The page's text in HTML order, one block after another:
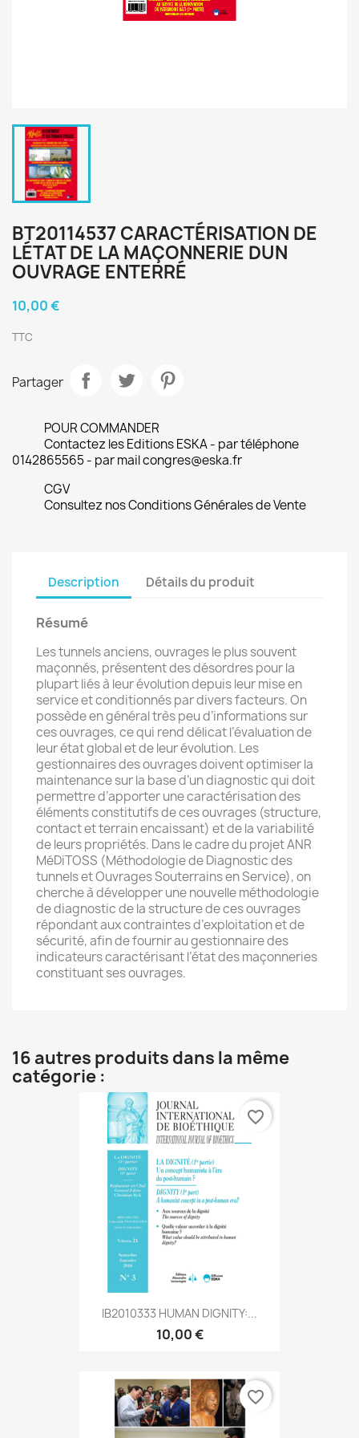
BT20114537 CARACTÉRISATION DE
LÉTAT DE LA MAÇONNERIE DUN
OUVRAGE ENTERRÉ
10,00 €
TTC
Partager
POUR COMMANDER
Contactez les Editions ESKA - par téléphone
0142865565 - par mail congres@eska.fr
CGV
Consultez nos Conditions Générales de Vente
Description Détails du produit
Résumé
Les tunnels anciens, ouvrages le plus souvent
maçonnés, présentent des désordres pour la
plupart liés à leur évolution depuis leur mise en
service et conditionnés par divers facteurs. On
possède en général très peu d’informations sur
ces ouvrages, ce qui rend délicat l’évaluation de
leur état global et de leur évolution. Les
gestionnaires des ouvrages doivent optimiser la
maintenance sur la base d’un diagnostic qui doit
permettre d’apporter une caractérisation des
éléments constitutifs de ces ouvrages (structure,
contact et terrain encaissant) et de la variabilité
de leurs propriétés. Dans le cadre du projet ANR
MéDiTOSS (Méthodologie de Diagnostic des
tunnels et Ouvrages Souterrains en Service), on
cherche à développer une nouvelle méthodologie
de diagnostic de la structure de ces ouvrages
répondant aux contraintes d’exploitation et de
sécurité, afin de fournir au gestionnaire des
indicateurs caractérisant l’état des maçonneries
constituant ses ouvrages.
16 autres produits dans la même
catégorie :
IB2010333 HUMAN DIGNITY:...
10,00 €
favorite_border
favorite_border